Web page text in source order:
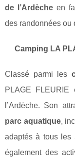
de l’Ardècheen
des randonnées ou
Camping LA
Classé parmi les
PLAGE
l’Ardèche. Son
parc aquatique,
adaptés à tous les
également des